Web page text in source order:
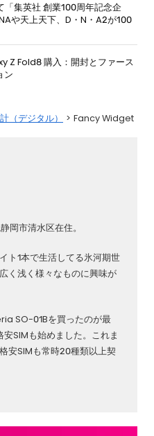
集英社 創業100周年記念企
や天上天下、D・N・A2が100
Z Fold8 購入：開封とファース
ン
（デジタル） Fancy Widget
岡市清水区在住。
ト1本で生活してる氷河期世
く浅く様々なものに興味が
SO-01Bを買ったのが最
SIMも始めました。これま
安SIMも常時20種類以上契